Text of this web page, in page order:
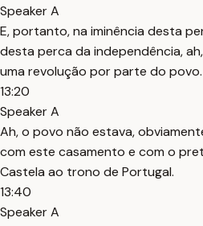
Speaker A
E, portanto, na iminência desta
desta perca da independência,
uma revolução por parte do povo.
13:20
Speaker A
Ah, o povo não estava,
com este casamento e com o
Castela ao trono de Portugal.
13:40
Speaker A